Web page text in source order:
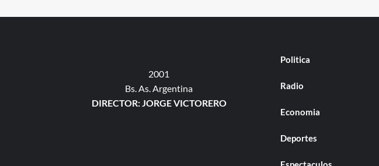
2001
Bs. As. Argentina
DIRECTOR: JORGE VICTORERO
Politica
Radio
Economia
Deportes